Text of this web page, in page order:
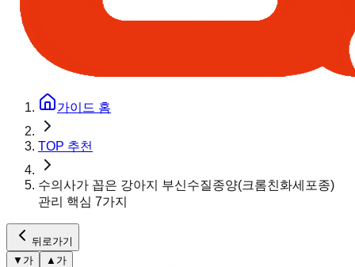
가이드 홈
TOP 추천
수의사가 꼽은 강아지 부신수질종양(크롬친화세포종)
관리 핵심 7가지
뒤로가기
▼ 가 ▲ 가